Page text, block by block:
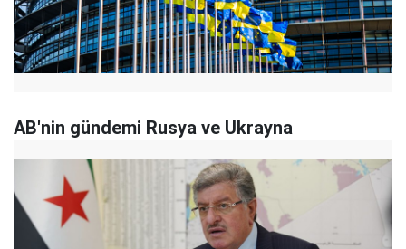
AB'nin gündemi Rusya ve Ukrayna